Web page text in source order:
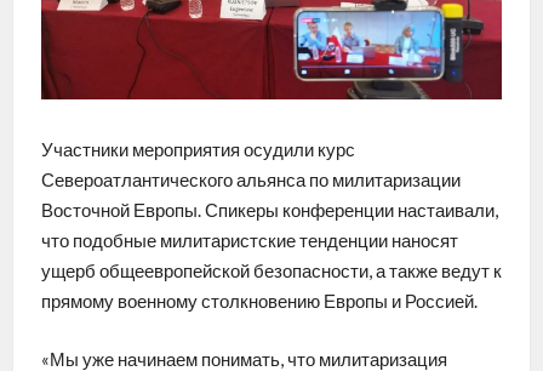
Участники мероприятия осудили курс
Североатлантического альянса по милитаризации
Восточной Европы. Спикеры конференции настаивали,
что подобные милитаристские тенденции наносят
ущерб общеевропейской безопасности, а также ведут к
прямому военному столкновению Европы и Россией.
«Мы уже начинаем понимать, что милитаризация